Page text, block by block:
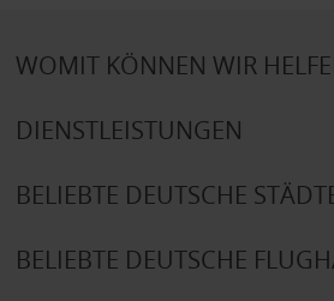
WOMIT KÖNNEN WIR
DIENSTLEISTUNGEN
BELIEBTE DEUTSCHE
BELIEBTE DEUTSCHE